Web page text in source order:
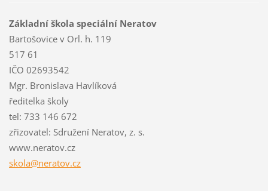
Základní škola speciální Neratov
Bartošovice v Orl. h. 119
517 61
IČO 02693542
Mgr. Bronislava Havlíková
ředitelka školy
tel: 733 146 672
zřizovatel: Sdružení Neratov, z. s.
www.neratov.cz
skola@neratov.cz